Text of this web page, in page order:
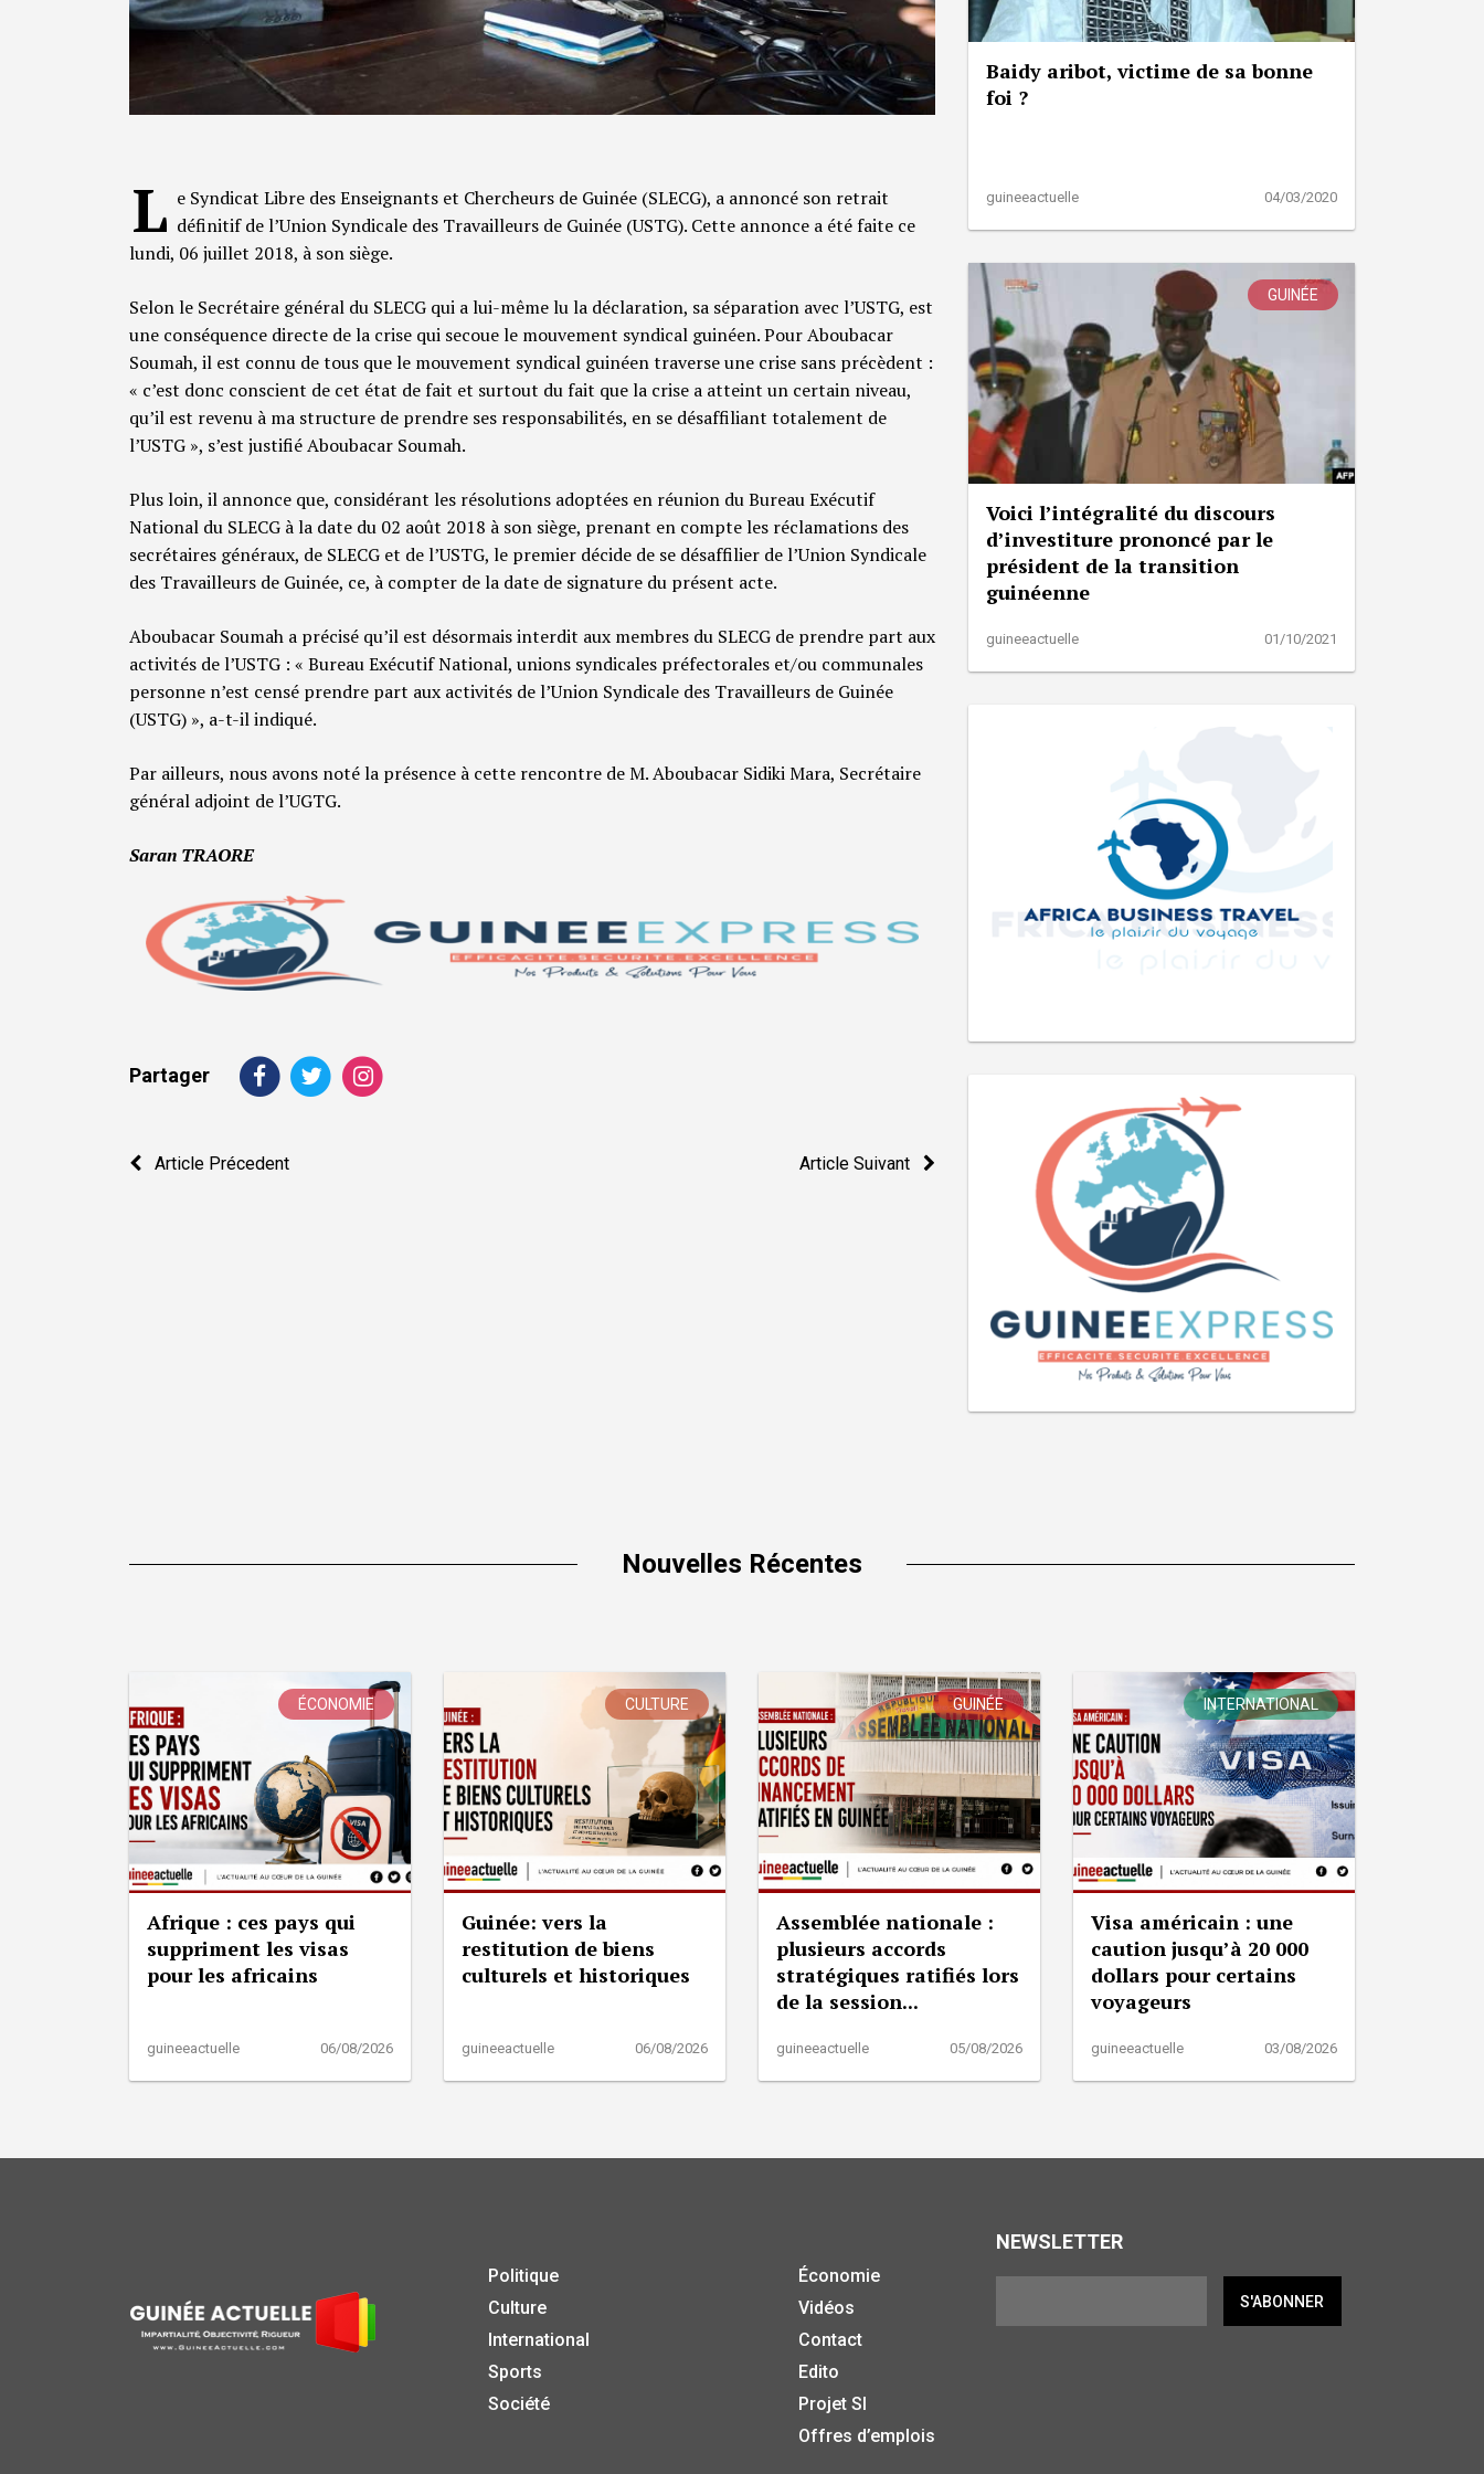
L e Syndicat Libre des Enseignants et Chercheurs de Guinée (SLECG), a annoncé son retrait
définitif de l’Union Syndicale des Travailleurs de Guinée (USTG). Cette annonce a été faite ce
lundi, 06 juillet 2018, à son siège.
Selon le Secrétaire général du SLECG qui a lui-même lu la déclaration, sa séparation avec l’USTG, est
une conséquence directe de la crise qui secoue le mouvement syndical guinéen. Pour Aboubacar
Soumah, il est connu de tous que le mouvement syndical guinéen traverse une crise sans précèdent :
« c’est donc conscient de cet état de fait et surtout du fait que la crise a atteint un certain niveau,
qu’il est revenu à ma structure de prendre ses responsabilités, en se désaffiliant totalement de
l’USTG », s’est justifié Aboubacar Soumah.
Plus loin, il annonce que, considérant les résolutions adoptées en réunion du Bureau Exécutif
National du SLECG à la date du 02 août 2018 à son siège, prenant en compte les réclamations des
secrétaires généraux, de SLECG et de l’USTG, le premier décide de se désaffilier de l’Union Syndicale
des Travailleurs de Guinée, ce, à compter de la date de signature du présent acte.
Aboubacar Soumah a précisé qu’il est désormais interdit aux membres du SLECG de prendre part aux
activités de l’USTG : « Bureau Exécutif National, unions syndicales préfectorales et/ou communales
personne n’est censé prendre part aux activités de l’Union Syndicale des Travailleurs de Guinée
(USTG) », a-t-il indiqué.
Par ailleurs, nous avons noté la présence à cette rencontre de M. Aboubacar Sidiki Mara, Secrétaire
général adjoint de l’UGTG.
Saran TRAORE
Partager
Navigation
Article Précedent Article Suivant
Baidy aribot, victime de sa bonne
foi ?
guineeactuelle 04/03/2020
GUINÉE
Voici l’intégralité du discours
d’investiture prononcé par le
président de la transition
guinéenne
guineeactuelle 01/10/2021
Nouvelles Récentes
ÉCONOMIE
Afrique : ces pays qui
suppriment les visas
pour les africains
guineeactuelle 06/08/2026
CULTURE
Guinée: vers la
restitution de biens
culturels et historiques
guineeactuelle 06/08/2026
GUINÉE
Assemblée nationale :
plusieurs accords
stratégiques ratifiés lors
de la session...
guineeactuelle 05/08/2026
INTERNATIONAL
Visa américain : une
caution jusqu’à 20 000
dollars pour certains
voyageurs
guineeactuelle 03/08/2026
Politique
Culture
International
Sports
Société
Économie
Vidéos
Contact
Edito
Projet SI
Offres d’emplois
NEWSLETTER
S'ABONNER